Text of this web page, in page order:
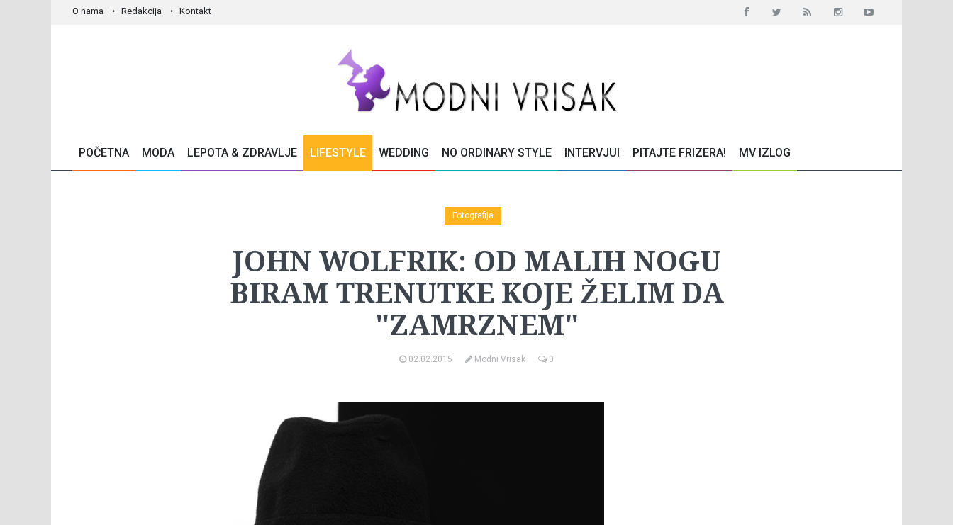
O nama Redakcija Kontakt
POČETNA MODA LEPOTA & ZDRAVLJE LIFESTYLE WEDDING NO ORDINARY STYLE INTERVJUI PITAJTE FRIZERA! MV IZLOG
Fotografija
JOHN WOLFRIK: OD MALIH NOGU
BIRAM TRENUTKE KOJE ŽELIM DA
"ZAMRZNEM"
02.02.2015 Modni Vrisak 0